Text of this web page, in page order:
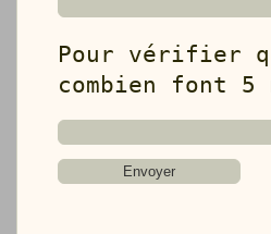
Pour vérifier
combien font 5